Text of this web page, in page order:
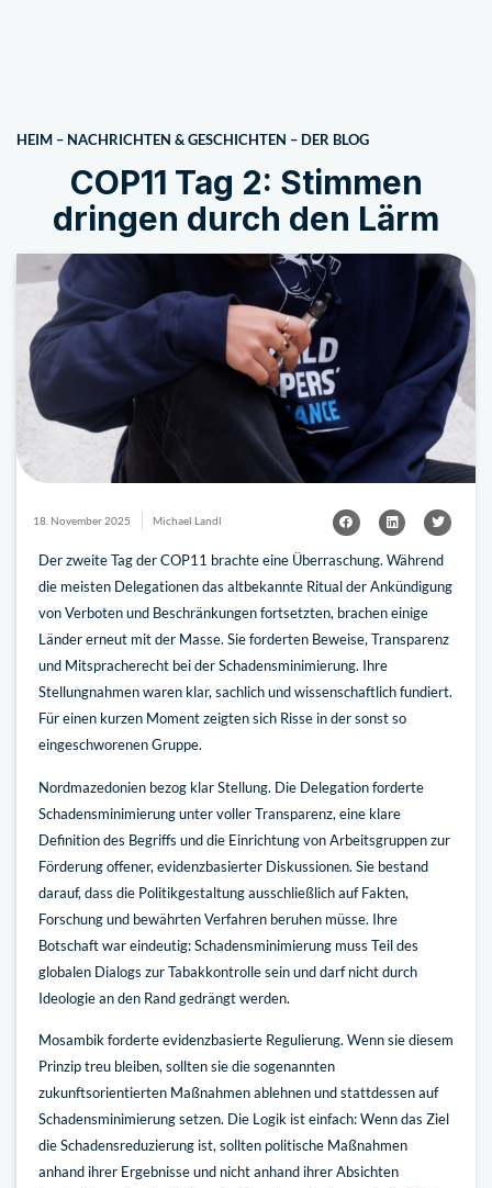
HEIM – NACHRICHTEN & GESCHICHTEN – DER BLOG
COP11 Tag 2: Stimmen
dringen durch den Lärm
18. November 2025 Michael Landl
Der zweite Tag der COP11 brachte eine Überraschung. Während
die meisten Delegationen das altbekannte Ritual der Ankündigung
von Verboten und Beschränkungen fortsetzten, brachen einige
Länder erneut mit der Masse. Sie forderten Beweise, Transparenz
und Mitspracherecht bei der Schadensminimierung. Ihre
Stellungnahmen waren klar, sachlich und wissenschaftlich fundiert.
Für einen kurzen Moment zeigten sich Risse in der sonst so
eingeschworenen Gruppe.
Nordmazedonien bezog klar Stellung. Die Delegation forderte
Schadensminimierung unter voller Transparenz, eine klare
Definition des Begriffs und die Einrichtung von Arbeitsgruppen zur
Förderung offener, evidenzbasierter Diskussionen. Sie bestand
darauf, dass die Politikgestaltung ausschließlich auf Fakten,
Forschung und bewährten Verfahren beruhen müsse. Ihre
Botschaft war eindeutig: Schadensminimierung muss Teil des
globalen Dialogs zur Tabakkontrolle sein und darf nicht durch
Ideologie an den Rand gedrängt werden.
Mosambik forderte evidenzbasierte Regulierung. Wenn sie diesem
Prinzip treu bleiben, sollten sie die sogenannten
zukunftsorientierten Maßnahmen ablehnen und stattdessen auf
Schadensminimierung setzen. Die Logik ist einfach: Wenn das Ziel
die Schadensreduzierung ist, sollten politische Maßnahmen
anhand ihrer Ergebnisse und nicht anhand ihrer Absichten